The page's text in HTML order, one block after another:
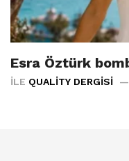
Esra Öztürk
İLE QUALITY DERGISI